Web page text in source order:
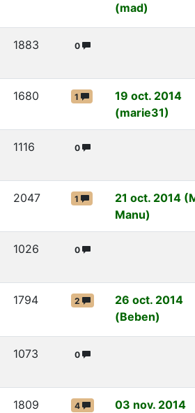
(mad)
1883 0
1680 1
19 oct. 2014
(marie31)
1116 0
2047 1
21 oct. 2014
Manu)
1026 0
1794 2
26 oct. 2014
(Beben)
1073 0
1809 4
03 nov. 2014